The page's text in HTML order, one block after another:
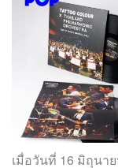
เมื่อวันที่ 16 มิถุนา